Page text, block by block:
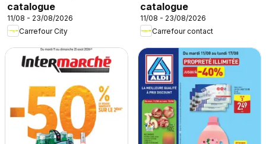
catalogue
11/08 - 23/08/2026
Carrefour City
catalogue
11/08 - 23/08/2026
Carrefour contact